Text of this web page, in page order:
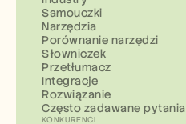
Samouczki
Narzędzia
Porównanie narzędzi
Słowniczek
Przetłumacz
Integracje
Rozwiązanie
Często zadawane pytania
KONKURENCI